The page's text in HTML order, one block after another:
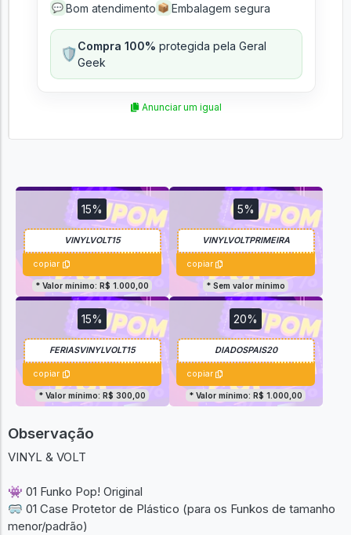
💬 Bom atendimento 📦 Embalagem segura
🛡️Compra 100% protegida pela Geral
Geek
Anunciar um igual
15%
copiar
* Valor mínimo: R$ 1.000,00
5%
copiar
* Sem valor mínimo
15%
copiar
* Valor mínimo: R$ 300,00
20%
copiar
* Valor mínimo: R$ 1.000,00
Observação
VINYL & VOLT
👾 01 Funko Pop! Original
🥽 01 Case Protetor de Plástico (para os Funkos de tamanho
menor/padrão)